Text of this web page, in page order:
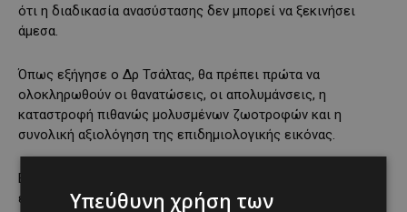
ότι η διαδικασία ανασύστασης δεν μπορεί να ξεκινήσει
άμεσα.
Όπως εξήγησε ο Δρ Τσάλτας, θα πρέπει πρώτα να
ολοκληρωθούν οι θανατώσεις, οι απολυμάνσεις, η
καταστροφή πιθανώς μολυσμένων ζωοτροφών και η
συνολική αξιολόγηση της επιδημιολογικής εικόνας.
Εφόσον δεν προκύψουν νέες εστίες, οι πρώτες δοκιμές
επανεισαγωγής ζώων αναμένεται να γίνουν
Υπεύθυνη χρήση των